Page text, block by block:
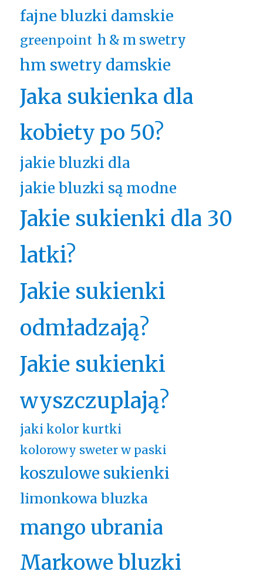
fajne bluzki damskie
greenpoint h & m swetry
hm swetry damskie
Jaka sukienka dla
kobiety po 50?
jakie bluzki dla
jakie bluzki są modne
Jakie sukienki dla 30
latki?
Jakie sukienki
odmładzają?
Jakie sukienki
wyszczuplają?
jaki kolor kurtki
kolorowy sweter w paski
koszulowe sukienki
limonkowa bluzka
mango ubrania
Markowe bluzki